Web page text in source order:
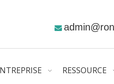

RESSOURCE